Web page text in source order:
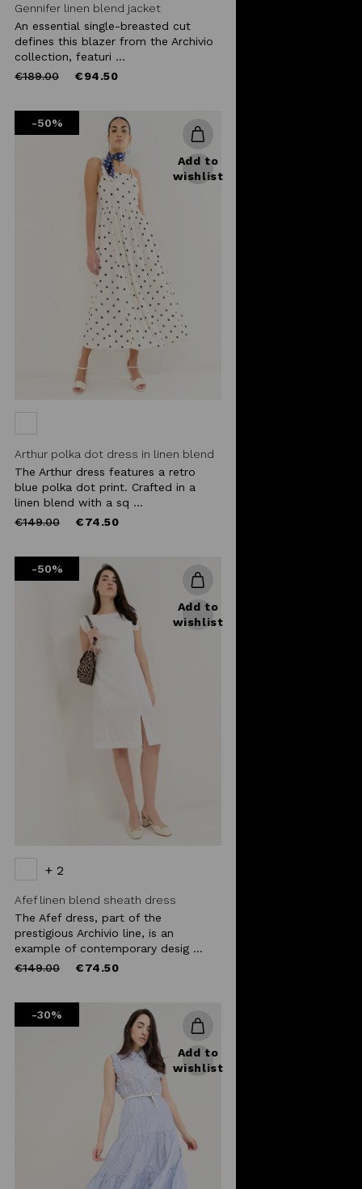
Gennifer linen blend jacket
An essential single-breasted cut
defines this blazer from the Archivio
collection, featuri ...
Price
€189.00to €94.50
-50%
Add to
wishlist
Arthur polka dot dress in linen blend
The Arthur dress features a retro
blue polka dot print. Crafted in a
linen blend with a sq ...
Price
€149.00to €74.50
-50%
Add to
wishlist
+ 2
Afef linen blend sheath dress
The Afef dress, part of the
prestigious Archivio line, is an
example of contemporary desig ...
Price
€149.00to €74.50
-30%
Add to
wishlist